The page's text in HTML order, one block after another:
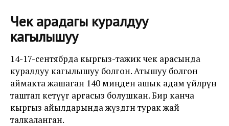
Чек арадагы куралдуу
кагылышуу
14-17-сентябрда кыргыз-тажик чек арасында
куралдуу кагылышуу болгон. Атышуу болгон
аймакта жашаган 140 миңден ашык адам үйлөрүн
таштап кетүүгө аргасыз болушкан. Бир канча
кыргыз айылдарында жүздөгөн турак жай
талкаланган.